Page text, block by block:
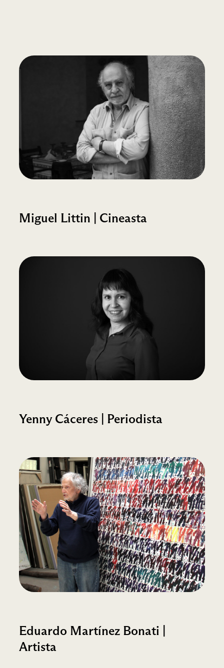
Miguel Littin | Cineasta
Yenny Cáceres | Periodista
Eduardo Martínez Bonati |
Artista